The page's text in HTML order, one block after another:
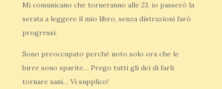
Mi comunicano che torneranno alle 23, io passerò la
serata a leggere il mio libro, senza distrazioni farò
progressi.
Sono preoccupato perché noto solo ora che le
birre sono sparite… Prego tutti gli dei di farli
tornare sani… Vi supplico!